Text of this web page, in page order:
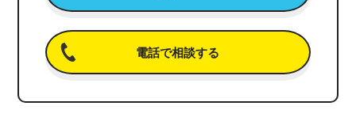
電話で相談する